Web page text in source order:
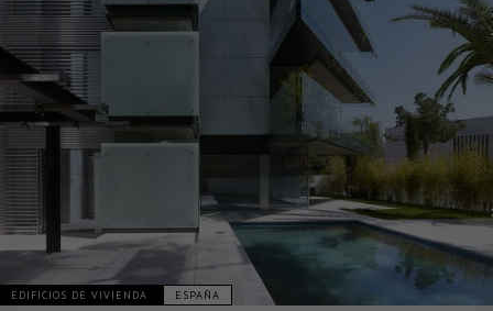
EDIFICIOS DE VIVIENDA ESPAÑA